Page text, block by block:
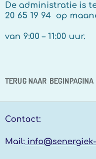
De administratie is
20 65 19
van 9:00 – 11:00 uur.
TERUG NAAR BEGINPAGINA
Contact:
Mail: